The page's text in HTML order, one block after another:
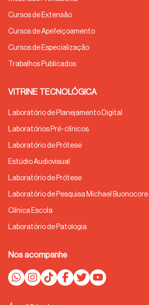
Cursos de Extensão
Cursos de Apefeiçoamento
Cursos de Especialização
Trabalhos Publicados
VITRINE TECNOLÓGICA
Laboratório de Planejamento Digital
Laboratórios Pré-clínicos
Laboratório de Prótese
Estúdio Audiovisual
Laboratório de Prótese
Laboratório de Pesquisa Michael Buonocore
Clínica Escola
Laboratório de Patologia
Nos acompanhe